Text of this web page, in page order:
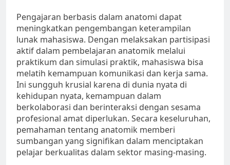
Pengajaran berbasis dalam anatomi dapat
meningkatkan pengembangan keterampilan
lunak mahasiswa. Dengan melaksakan partisipasi
aktif dalam pembelajaran anatomik melalui
praktikum dan simulasi praktik, mahasiswa bisa
melatih kemampuan komunikasi dan kerja sama.
Ini sungguh krusial karena di dunia nyata di
kehidupan nyata, kemampuan dalam
berkolaborasi dan berinteraksi dengan sesama
profesional amat diperlukan. Secara keseluruhan,
pemahaman tentang anatomik memberi
sumbangan yang signifikan dalam menciptakan
pelajar berkualitas dalam sektor masing-masing.